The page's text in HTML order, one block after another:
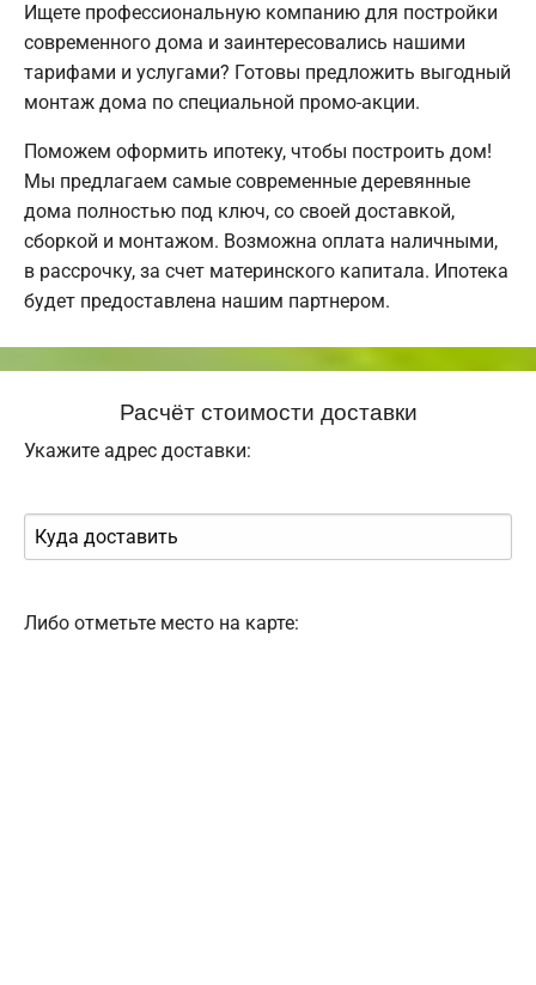
Ищете профессиональную компанию для постройки
современного дома и заинтересовались нашими
тарифами и услугами? Готовы предложить выгодный
монтаж дома по специальной промо-акции.
Поможем оформить ипотеку, чтобы построить дом!
Мы предлагаем самые современные деревянные
дома полностью под ключ, со своей доставкой,
сборкой и монтажом. Возможна оплата наличными,
в рассрочку, за счет материнского капитала. Ипотека
будет предоставлена нашим партнером.
Расчёт стоимости доставки
Укажите адрес доставки:
Либо отметьте место на карте: